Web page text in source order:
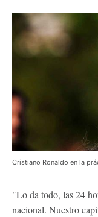
Cristiano Ronaldo en la
"Lo da todo, las 24
nacional. Nuestro